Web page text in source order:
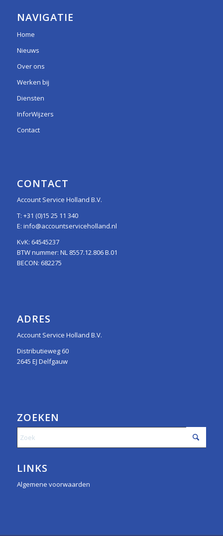
NAVIGATIE
Home
Nieuws
Over ons
Werken bij
Diensten
InforWijzers
Contact
CONTACT
Account Service Holland B.V.
T: +31 (0)15 25 11 340
E: info@accountserviceholland.nl
KvK: 64545237
BTW nummer: NL 8557.12.806 B.01
BECON: 682275
ADRES
Account Service Holland B.V.
Distributieweg 60
2645 EJ Delfgauw
ZOEKEN
LINKS
Algemene voorwaarden